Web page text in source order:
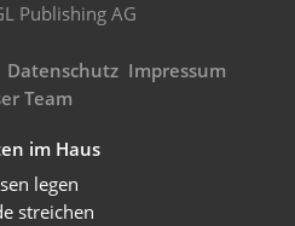
Publishing AG
Datenschutz Impressum
Team
im Haus
legen
streichen